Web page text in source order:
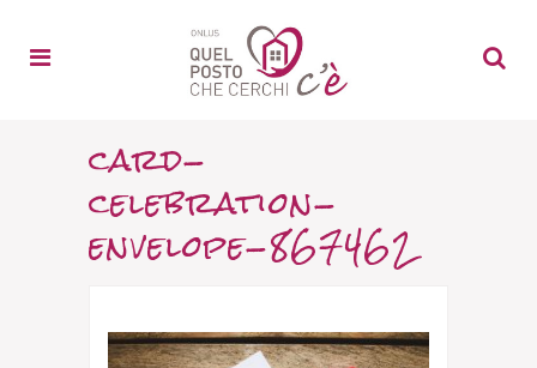
card-
celebration-
envelope-867462